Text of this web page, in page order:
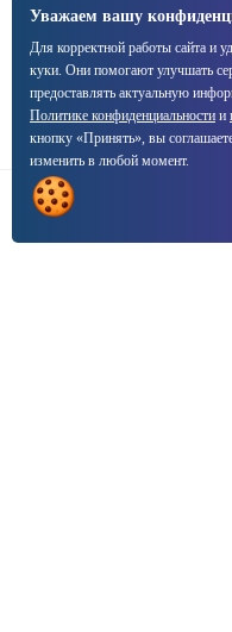
Уважаем вашу
Для корректной работы сайта и
куки. Они помогают улучшать
предоставлять актуальную
Политике конфиденциальности и
кнопку «Принять», вы
изменить в любой момент.